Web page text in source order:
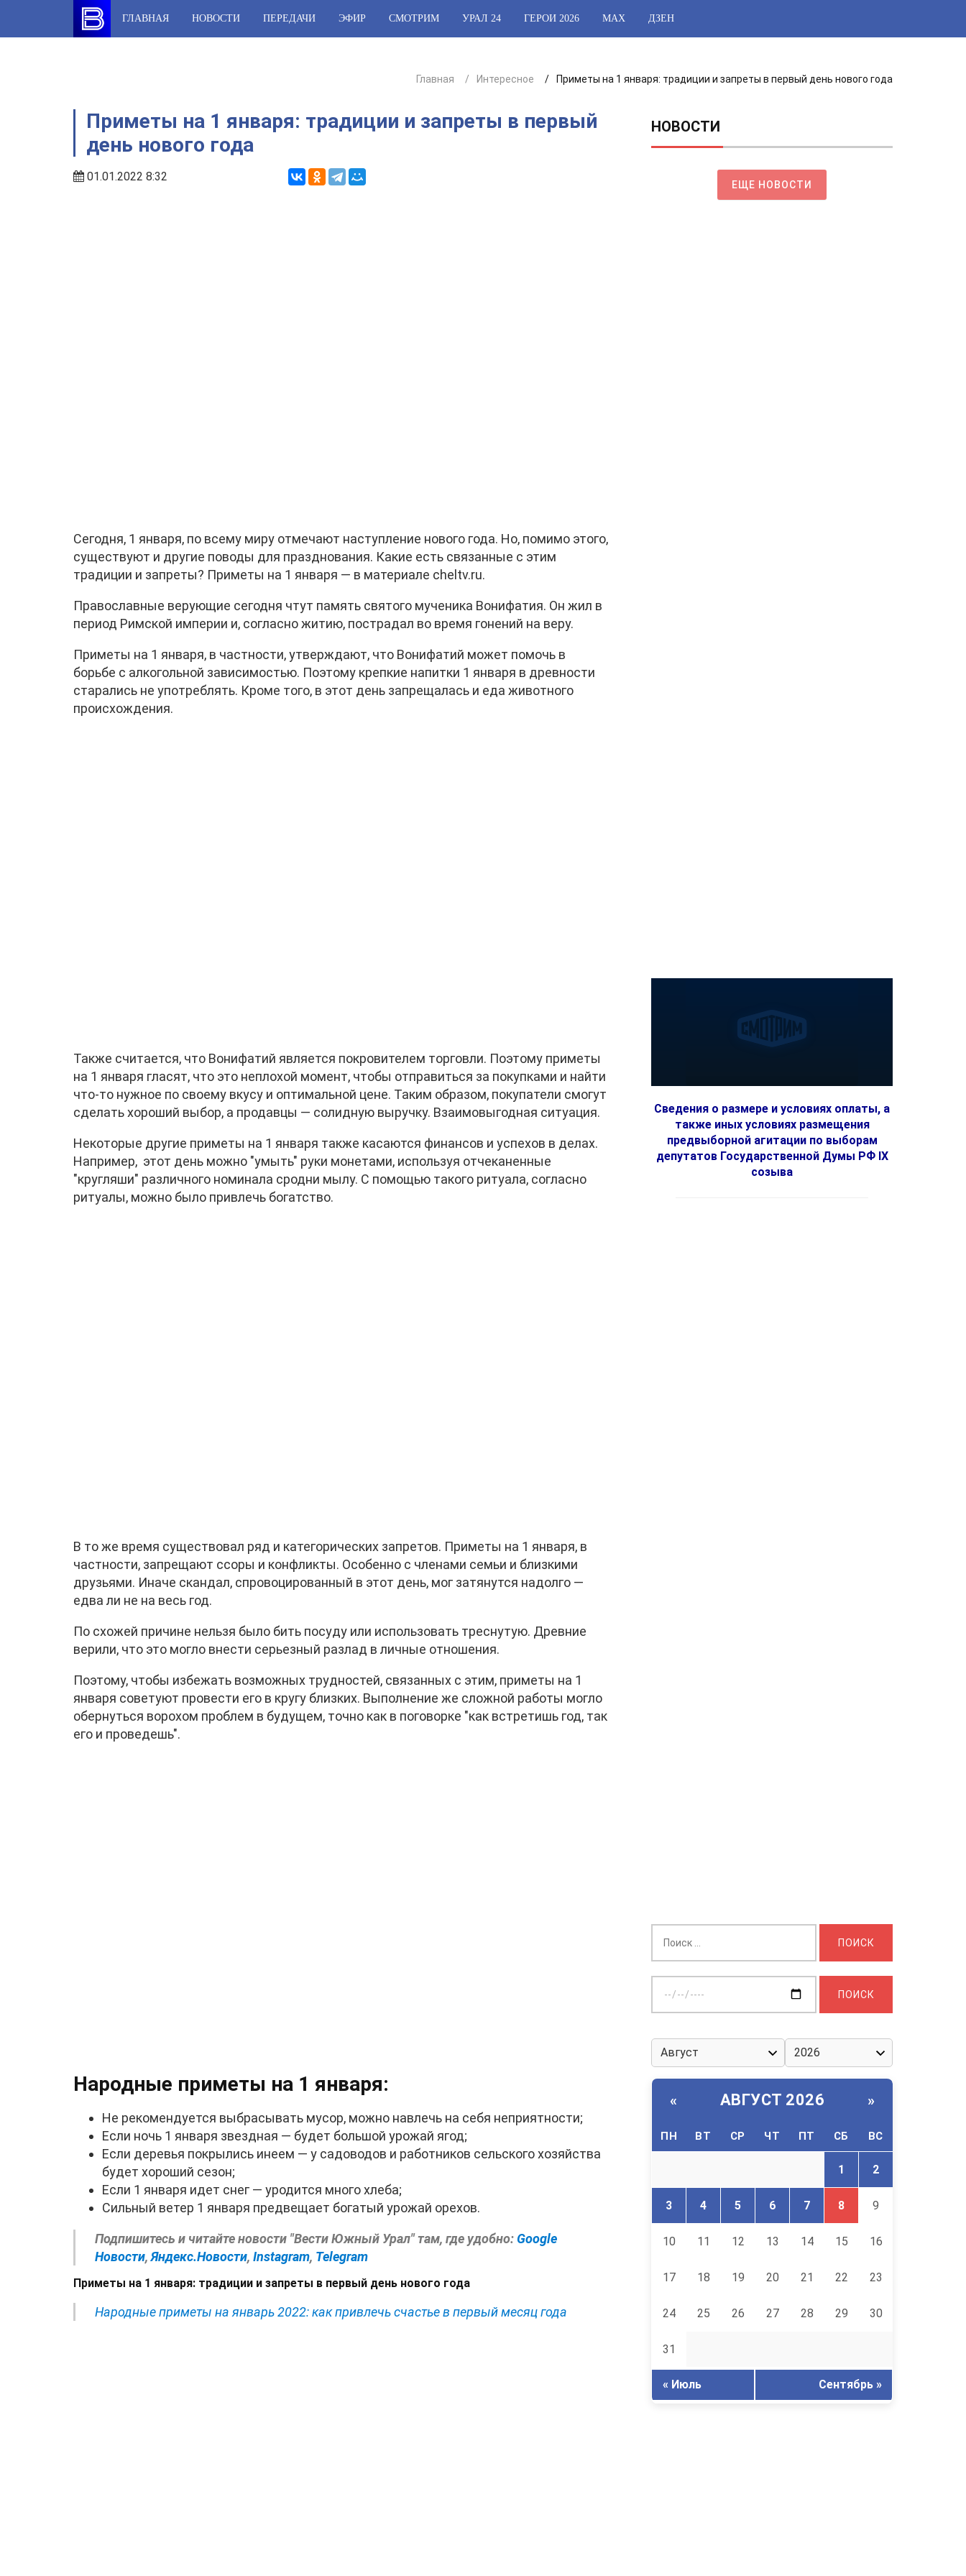
content
ГЛАВНАЯ НОВОСТИ ПЕРЕДАЧИ ЭФИР СМОТРИМ УРАЛ 24 ГЕРОИ 2026 МАХ ДЗЕН
Главная Интересное Приметы на 1 января: традиции и запреты в первый день нового года
Приметы на 1 января: традиции и запреты в первый
день нового года
01.01.2022 8:32
Сегодня, 1 января, по всему миру отмечают наступление нового года. Но, помимо этого,
существуют и другие поводы для празднования. Какие есть связанные с этим
традиции и запреты? Приметы на 1 января — в материале cheltv.ru.
Православные верующие сегодня чтут память святого мученика Вонифатия. Он жил в
период Римской империи и, согласно житию, пострадал во время гонений на веру.
Приметы на 1 января, в частности, утверждают, что Вонифатий может помочь в
борьбе с алкогольной зависимостью. Поэтому крепкие напитки 1 января в древности
старались не употреблять. Кроме того, в этот день запрещалась и еда животного
происхождения.
Также считается, что Вонифатий является покровителем торговли. Поэтому приметы
на 1 января гласят, что это неплохой момент, чтобы отправиться за покупками и найти
что-то нужное по своему вкусу и оптимальной цене. Таким образом, покупатели смогут
сделать хороший выбор, а продавцы — солидную выручку. Взаимовыгодная ситуация.
Некоторые другие приметы на 1 января также касаются финансов и успехов в делах.
Например, этот день можно "умыть" руки монетами, используя отчеканенные
"кругляши" различного номинала сродни мылу. С помощью такого ритуала, согласно
ритуалы, можно было привлечь богатство.
В то же время существовал ряд и категорических запретов. Приметы на 1 января, в
частности, запрещают ссоры и конфликты. Особенно с членами семьи и близкими
друзьями. Иначе скандал, спровоцированный в этот день, мог затянутся надолго —
едва ли не на весь год.
По схожей причине нельзя было бить посуду или использовать треснутую. Древние
верили, что это могло внести серьезный разлад в личные отношения.
Поэтому, чтобы избежать возможных трудностей, связанных с этим, приметы на 1
января советуют провести его в кругу близких. Выполнение же сложной работы могло
обернуться ворохом проблем в будущем, точно как в поговорке "как встретишь год, так
его и проведешь".
Народные приметы на 1 января:
Не рекомендуется выбрасывать мусор, можно навлечь на себя неприятности;
Если ночь 1 января звездная — будет большой урожай ягод;
Если деревья покрылись инеем — у садоводов и работников сельского хозяйства
будет хороший сезон;
Если 1 января идет снег — уродится много хлеба;
Сильный ветер 1 января предвещает богатый урожай орехов.
Подпишитесь и читайте новости "Вести Южный Урал" там, где удобно: Google
Новости,Яндекс.Новости, Instagram, Telegram
Приметы на 1 января: традиции и запреты в первый день нового года
Народные приметы на январь 2022: как привлечь счастье в первый месяц года
НОВОСТИ
ЕЩЕ НОВОСТИ
Сведения о размере и условиях оплаты, а
также иных условиях размещения
предвыборной агитации по выборам
депутатов Государственной Думы РФ IX
созыва
дату:
« АВГУСТ 2026 »
ПН ВТ СР ЧТ ПТ СБ ВС
1 2
3 4 5 6 7 8 9
10 11 12 13 14 15 16
17 18 19 20 21 22 23
24 25 26 27 28 29 30
31
« Июль Сентябрь »